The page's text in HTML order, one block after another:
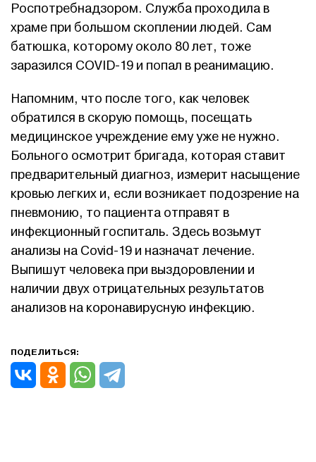
Роспотребнадзором. Служба проходила в
храме при большом скоплении людей. Сам
батюшка, которому около 80 лет, тоже
заразился COVID-19 и попал в реанимацию.
Напомним, что после того, как человек
обратился в скорую помощь, посещать
медицинское учреждение ему уже не нужно.
Больного осмотрит бригада, которая ставит
предварительный диагноз, измерит насыщение
кровью легких и, если возникает подозрение на
пневмонию, то пациента отправят в
инфекционный госпиталь. Здесь возьмут
анализы на Covid-19 и назначат лечение.
Выпишут человека при выздоровлении и
наличии двух отрицательных результатов
анализов на коронавирусную инфекцию.
ПОДЕЛИТЬСЯ: